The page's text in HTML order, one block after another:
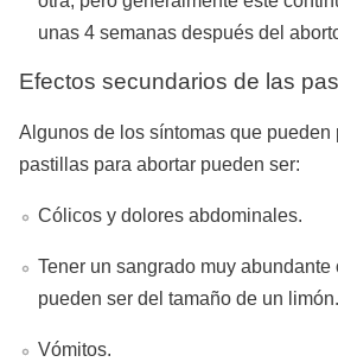
unas 4 semanas después del
Efectos secundarios de las
Algunos de los síntomas que pueden
pastillas para abortar pueden ser:
Cólicos y dolores abdominales.
Tener un sangrado muy
pueden ser del tamaño de un limón.
Vómitos.